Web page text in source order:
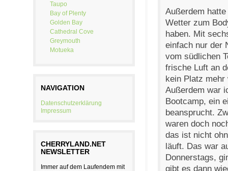
Taupo
Bay of Plenty
Golden Bay
Cathedral Cove
Greymouth
Motueka
NAVIGATION
Datenschutzerklärung
Impressum
CHERRYLAND.NET
NEWSLETTER
Immer auf dem Laufendem mit
Außerdem
Wetter zum
haben. Mit
einfach nur der
vom südlichen
frische Luft an
kein Platz mehr
Außerdem war
Bootcamp, ein
beansprucht.
waren doch
das ist nicht
läuft. Das war
Donnerstags,
gibt es dann